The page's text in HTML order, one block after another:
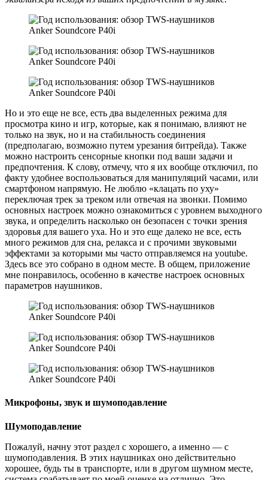
Но и это еще не все, есть два выделенных режима для
просмотра кино и игр, которые, как я понимаю, влияют не
только на звук, но и на стабильность соединения
(предполагаю, возможно путем урезания битрейда). Также
можно настроить сенсорные кнопки под ваши задачи и
предпочтения. К слову, отмечу, что я их вообще отключил, по
факту удобнее воспользоваться для манипуляций часами, или
смартфоном напрямую. Не люблю «клацать по уху»
переключая трек за треком или отвечая на звонки. Помимо
основных настроек можно ознакомиться с уровнем выходного
звука, и определить насколько он безопасен с точки зрения
здоровья для вашего уха. Но и это еще далеко не все, есть
много режимов для сна, релакса и с прочими звуковыми
эффектами за которыми мы часто отправляемся на youtube.
Здесь все это собрано в одном месте. В общем, приложение
мне понравилось, особенно в качестве настроек основных
параметров наушников.
Микрофоны, звук и шумоподавление
Шумоподавление
Пожалуй, начну этот раздел с хорошего, а именно — с
шумоподавления. В этих наушниках оно действительно
хорошее, будь ты в транспорте, или в другом шумном месте,